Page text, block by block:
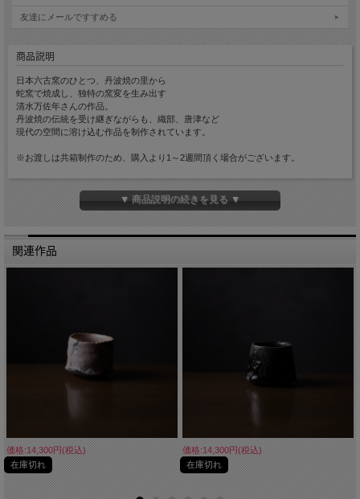
友達にメールですすめる
商品説明
日本六古窯のひとつ、丹波焼の里から
蛇窯で焼成し、独特の窯変を生み出す
清水万佐年さんの作品。
丹波焼の伝統を受け継ぎながらも、織部、唐津など
現代の空間に溶け込む作品を制作されています。
※お渡しは共箱制作のため、購入より1～2週間頂く場合がございます。
■素材 陶器
■サイズ W約16cm D約16cm H約26cm
■手触り ざらっとしています。
■重量 約1875g
▼ 商品説明の続きを見る ▼
関連作品
価格:14,300円(税込)
在庫切れ
価格:14,300円(税込)
在庫切れ